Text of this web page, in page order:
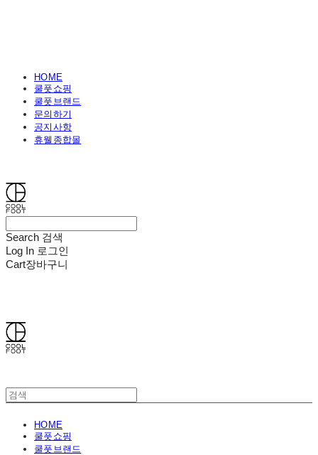
HOME
쿨풋쇼핑
쿨풋브랜드
문의하기
공지사항
휴웰종합몰
Search 검색
Log In 로그인
Cart장바구니
HOME
쿨풋쇼핑
쿨풋브랜드